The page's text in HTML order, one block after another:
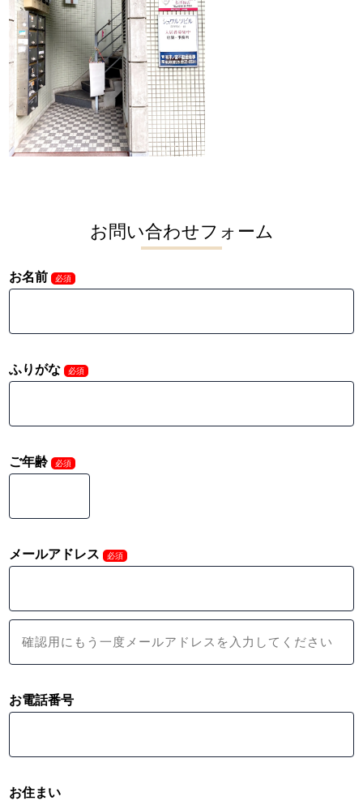
お問い合わせフォーム
お名前 必須
ふりがな 必須
ご年齢 必須
メールアドレス 必須
お電話番号
お住まい